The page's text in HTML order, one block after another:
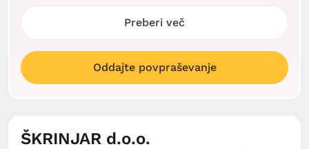
Preberi več
Oddajte povpraševanje
ŠKRINJAR d.o.o.